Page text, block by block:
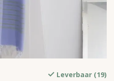
Leverbaar (19)